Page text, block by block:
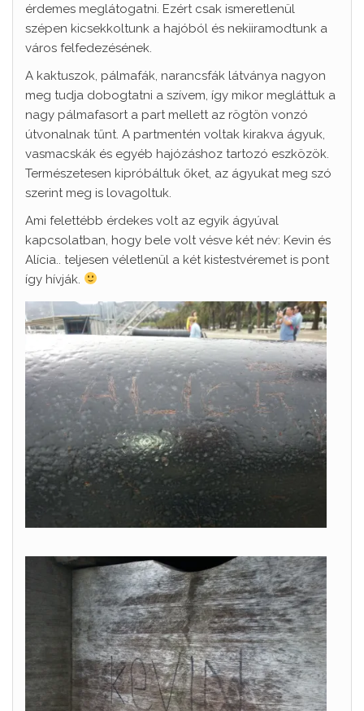
érdemes meglátogatni. Ezért csak ismeretlenül
szépen kicsekkoltunk a hajóból és nekiiramodtunk a
város felfedezésének.
A kaktuszok, pálmafák, narancsfák látványa nagyon
meg tudja dobogtatni a szívem, így mikor megláttuk a
nagy pálmafasort a part mellett az rögtön vonzó
útvonalnak tűnt. A partmentén voltak kirakva ágyuk,
vasmacskák és egyéb hajózáshoz tartozó eszközök.
Természetesen kipróbáltuk őket, az ágyukat meg szó
szerint meg is lovagoltuk.
Ami felettébb érdekes volt az egyik ágyúval
kapcsolatban, hogy bele volt vésve két név: Kevin és
Alícia.. teljesen véletlenül a két kistestvéremet is pont
így hívják.